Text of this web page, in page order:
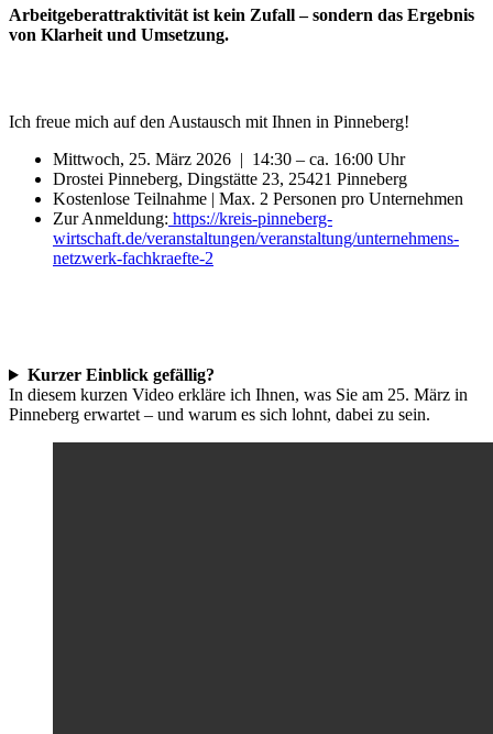
Arbeitgeberattraktivität ist kein Zufall – sondern das Ergebnis
von Klarheit und Umsetzung.
Ich freue mich auf den Austausch mit Ihnen in Pinneberg!
Mittwoch, 25. März 2026 | 14:30 – ca. 16:00 Uhr
Drostei Pinneberg, Dingstätte 23, 25421 Pinneberg
Kostenlose Teilnahme | Max. 2 Personen pro Unternehmen
Zur Anmeldung: https://kreis-pinneberg-
wirtschaft.de/veranstaltungen/veranstaltung/unternehmens-
netzwerk-fachkraefte-2
Kurzer Einblick gefällig?
In diesem kurzen Video erkläre ich Ihnen, was Sie am 25. März in
Pinneberg erwartet – und warum es sich lohnt, dabei zu sein.